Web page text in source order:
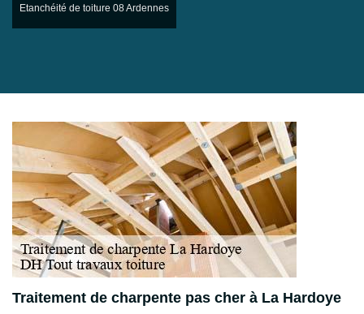
Etanchéité de toiture 08 Ardennes
Traitement de charpente pas cher à La Hardoye